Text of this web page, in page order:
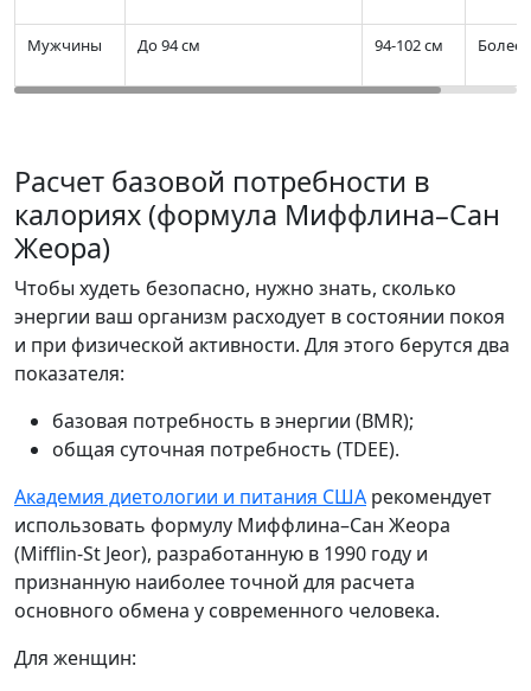
Мужчины До 94 см 94-102 см Более
Расчет базовой потребности в
калориях (формула Миффлина–Сан
Жеора)
Чтобы худеть безопасно, нужно знать, сколько
энергии ваш организм расходует в состоянии покоя
и при физической активности. Для этого берутся два
показателя:
базовая потребность в энергии (BMR);
общая суточная потребность (TDEE).
Академия диетологии и питания США рекомендует
использовать формулу Миффлина–Сан Жеора
(Mifflin-St Jeor), разработанную в 1990 году и
признанную наиболее точной для расчета
основного обмена у современного человека.
Для женщин: